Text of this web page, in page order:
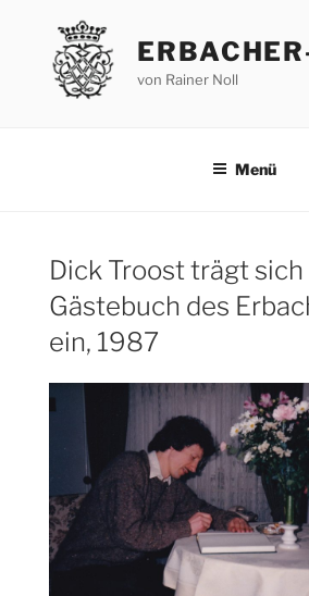
springen
von Rainer Noll
Menü
Dick Troost trägt sich
Gästebuch des
ein, 1987